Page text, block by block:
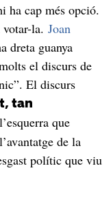
ha cap més opció.
la. Joan
dreta guanya
el discurs de
El discurs
tan
que
de la
polític que viu